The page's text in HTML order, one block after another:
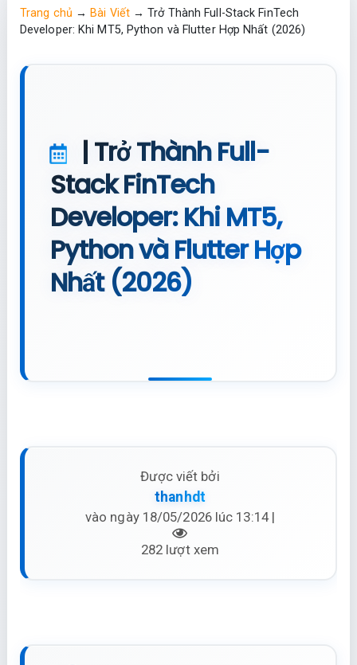
Trang chủ →Bài Viết→Trở Thành Full-Stack FinTech
Developer: Khi MT5, Python và Flutter Hợp Nhất (2026)
| Trở Thành Full-
Stack FinTech
Developer: Khi MT5,
Python và Flutter Hợp
Nhất (2026)
Được viết bởi
thanhdt
vào ngày 18/05/2026 lúc 13:14 |
282 lượt xem